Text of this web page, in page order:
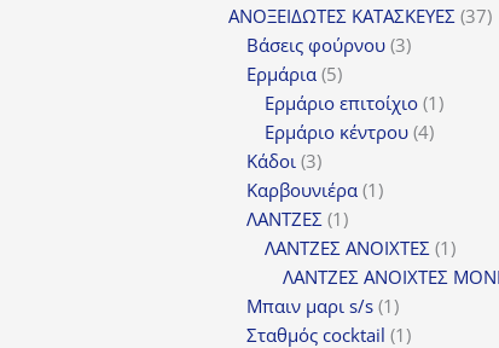
ΑΝΟΞΕΙΔΩΤΕΣ ΚΑΤΑΣΚΕΥΕΣ 3737
Βάσεις φούρνου 33
Ερμάρια 55
προϊόντα
Ερμάριο επιτοίχιο 11
Ερμάριο κέντρου 44
Κάδοι 33
προϊόντα
Καρβουνιέρα 11
ΛΑΝΤΖΕΣ 11
προϊόν
ΛΑΝΤΖΕΣ ΑΝΟΙΧΤΕΣ 11
ΛΑΝΤΖΕΣ ΑΝΟΙΧΤΕΣ
Μπαιν μαρι s/s 11
προϊόν
Σταθμός cocktail 11